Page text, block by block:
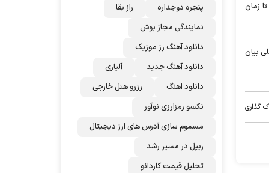
زمان
بیان
گذاری
پنجره دوجداره
راز بقا
نمایندگی مجاز بوش
دانلود آهنگ رز‌ موزیک
دانلود آهنگ جدید
آلپاری
دانلود اهنگ
رزرو هتل خارجی
نکسو رمزارزی نوآور
مسموم سازی آدرس های ارز دیجیتال
ریپل در مسیر رشد
تحلیل قیمت کاردانو